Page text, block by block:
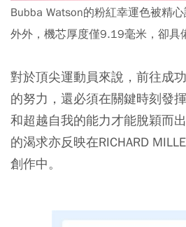
Bubba Watson的粉紅幸運色被精
外外，機芯厚度僅9.19毫米，卻具
對於頂尖運動員來說，前往成
的努力，還必須在關鍵時刻發
和超越自我的能力才能脫穎而
的渴求亦反映在RICHARD
創作中。